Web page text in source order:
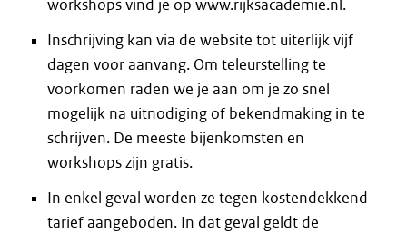
workshops vind je op www.rijksacademie.nl.
Inschrijving kan via de website tot uiterlijk vijf
dagen voor aanvang. Om teleurstelling te
voorkomen raden we je aan om je zo snel
mogelijk na uitnodiging of bekendmaking in te
schrijven. De meeste bijenkomsten en
workshops zijn gratis.
In enkel geval worden ze tegen kostendekkend
tarief aangeboden. In dat geval geldt de